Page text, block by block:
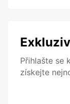
Přihlašte se
získejte